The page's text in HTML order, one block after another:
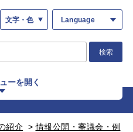
文字・色 Language
検索
ーを開く
紹介 >情報公開・審議会・例